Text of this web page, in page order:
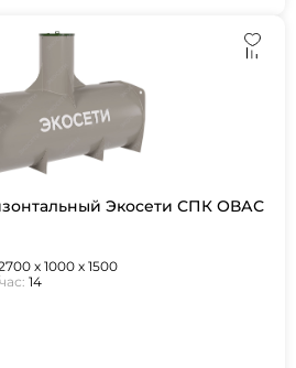
Экосети СПК ОВАС
х 1000 х 1500
14